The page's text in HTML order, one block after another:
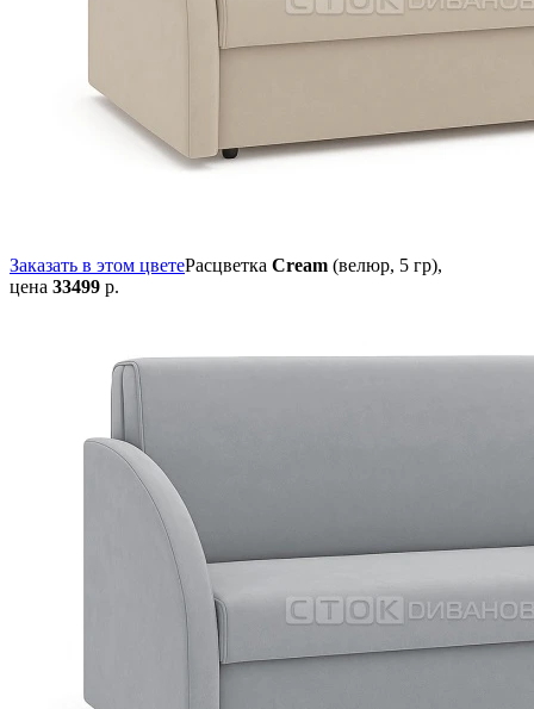
Заказать в этом цветеРасцветка Cream (велюр, 5 гр),
цена 33499 р.